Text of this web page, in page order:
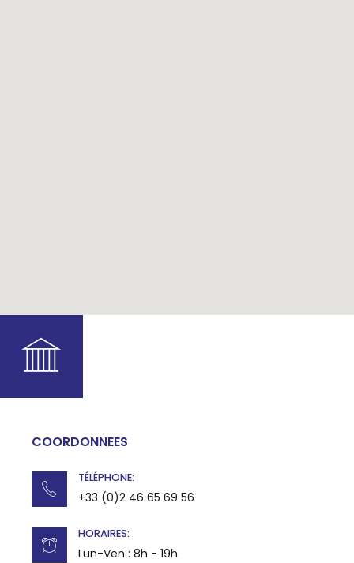
COORDONNEES
TÉLÉPHONE:
+33 (0)2 46 65 69 56
HORAIRES:
Lun-Ven : 8h - 19h